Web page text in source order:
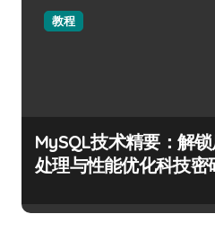
教程
MySQL技术精要：解
处理与性能优化科技密